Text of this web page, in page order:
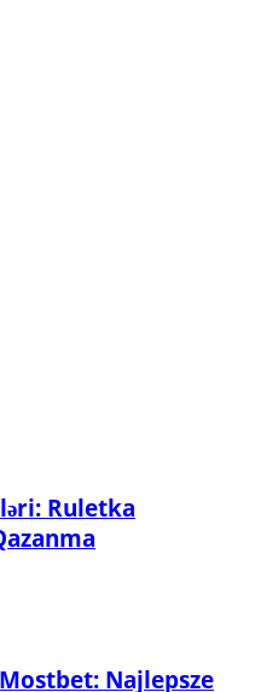
Ruletka
Najlepsze